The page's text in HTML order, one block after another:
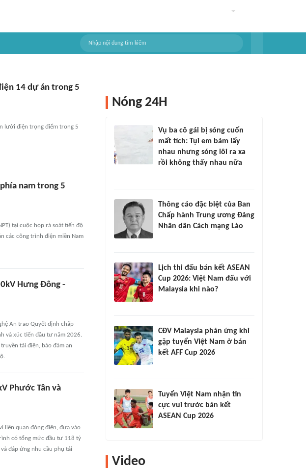
14 dự án trong 5
lưới điện trọng điểm trong 5
nam trong 5
tại cuộc họp rà soát tiến độ
các công trình điện miền Nam
Hưng Đông -
An trao Quyết định chấp
và xúc tiến đầu tư năm 2026.
tải điện, bảo đảm an
Phước Tân và
liên quan đóng điện, đưa vào
có tổng mức đầu tư 118 tỷ
đáp ứng nhu cầu phụ tải
Nóng 24H
Vụ ba cô gái bị sóng cuốn
mất tích: Tụi em bám lấy
nhau nhưng sóng lôi ra xa
rồi không thấy nhau nữa
Thông cáo đặc biệt của Ban
Chấp hành Trung ương Đảng
Nhân dân Cách mạng Lào
Lịch thi đấu bán kết ASEAN
Cup 2026: Việt Nam đấu với
Malaysia khi nào?
CĐV Malaysia phản ứng khi
gặp tuyển Việt Nam ở bán
kết AFF Cup 2026
Tuyển Việt Nam nhận tin
cực vui trước bán kết
ASEAN Cup 2026
Video